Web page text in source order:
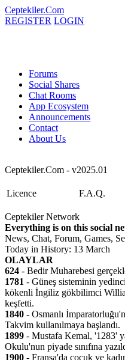
Ceptekiler.Com
REGISTER LOGIN
Forums
Social Shares
Chat Rooms
App Ecosystem
Announcements
Contact
About Us
Ceptekiler.Com - v2025.01
Licence F.A.Q.
Ceptekiler Network
Everything is on this social
News, Chat, Forum, Games,
Today in History: 13 March
OLAYLAR
624 - Bedir Muharebesi
1781 - Güneş sisteminin
kökenli İngiliz gökbilimci
keşfetti.
1840 - Osmanlı
Takvim kullanılmaya başlandı.
1899 - Mustafa Kemal, '1283'
Okulu'nun piyade sınıfına
1900 - Fransa'da çocuk ve